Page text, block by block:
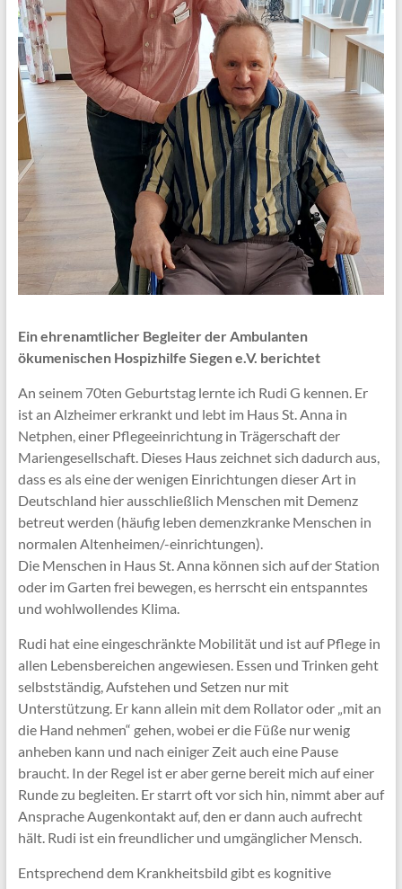
Ein ehrenamtlicher Begleiter der Ambulanten
ökumenischen Hospizhilfe Siegen e.V. berichtet
An seinem 70ten Geburtstag lernte ich Rudi G kennen. Er
ist an Alzheimer erkrankt und lebt im Haus St. Anna in
Netphen, einer Pflegeeinrichtung in Trägerschaft der
Mariengesellschaft. Dieses Haus zeichnet sich dadurch aus,
dass es als eine der wenigen Einrichtungen dieser Art in
Deutschland hier ausschließlich Menschen mit Demenz
betreut werden (häufig leben demenzkranke Menschen in
normalen Altenheimen/-einrichtungen).
Die Menschen in Haus St. Anna können sich auf der Station
oder im Garten frei bewegen, es herrscht ein entspanntes
und wohlwollendes Klima.
Rudi hat eine eingeschränkte Mobilität und ist auf Pflege in
allen Lebensbereichen angewiesen. Essen und Trinken geht
selbstständig, Aufstehen und Setzen nur mit
Unterstützung. Er kann allein mit dem Rollator oder „mit an
die Hand nehmen“ gehen, wobei er die Füße nur wenig
anheben kann und nach einiger Zeit auch eine Pause
braucht. In der Regel ist er aber gerne bereit mich auf einer
Runde zu begleiten. Er starrt oft vor sich hin, nimmt aber auf
Ansprache Augenkontakt auf, den er dann auch aufrecht
hält. Rudi ist ein freundlicher und umgänglicher Mensch.
Entsprechend dem Krankheitsbild gibt es kognitive